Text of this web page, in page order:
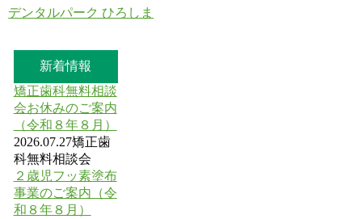
デンタルパーク ひろしま
新着情報
矯正歯科無料相談
会お休みのご案内
（令和８年８月）
2026.07.27矯正歯
科無料相談会
２歳児フッ素塗布
事業のご案内（令
和８年８月）